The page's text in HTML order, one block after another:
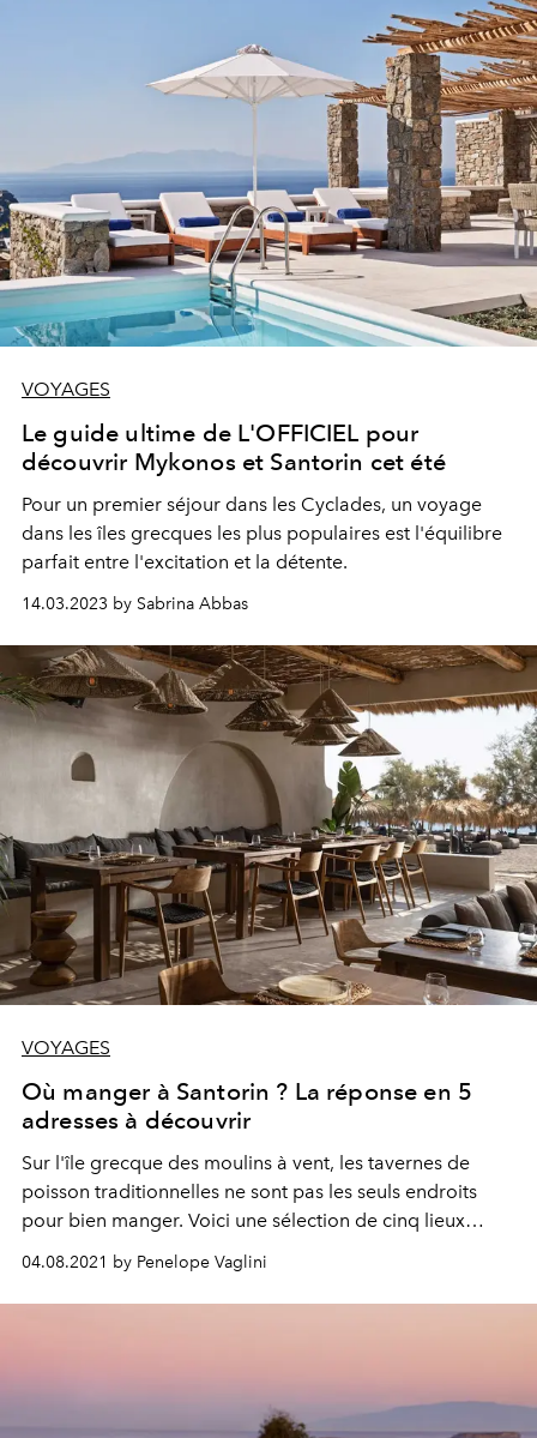
VOYAGES
Le guide ultime de L'OFFICIEL pour
découvrir Mykonos et Santorin cet été
Pour un premier séjour dans les Cyclades, un voyage
dans les îles grecques les plus populaires est l'équilibre
parfait entre l'excitation et la détente.
14.03.2023 by Sabrina Abbas
VOYAGES
Où manger à Santorin ? La réponse en 5
adresses à découvrir
Sur l'île grecque des moulins à vent, les tavernes de
poisson traditionnelles ne sont pas les seuls endroits
pour bien manger. Voici une sélection de cinq lieux
contemporains à tester du petit-déjeuner au dîner.
04.08.2021 by Penelope Vaglini